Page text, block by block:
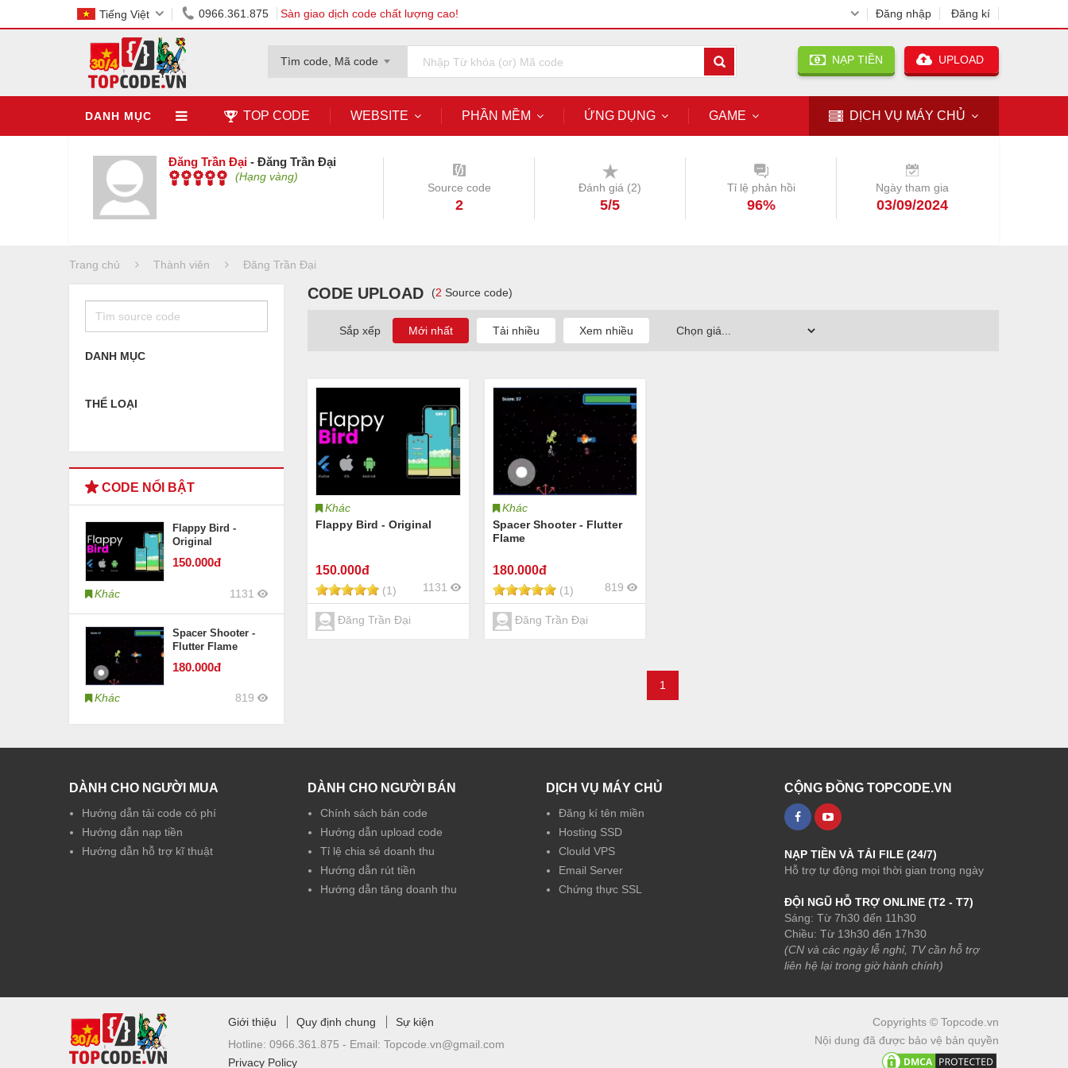
Tiếng Việt 0966.361.875 Sàn giao dịch code chất lượng cao! Đăng nhập Đăng kí
Tìm code, Mã code NẠP TIỀN UPLOAD
DANH MỤC TOP CODE WEBSITE PHẦN MỀM ỨNG DỤNG GAME DỊCH VỤ MÁY CHỦ
Đăng Trần Đại - Đăng Trần Đại
(Hạng vàng)
Source code
2
Đánh giá (2)
5/5
Tỉ lệ phản hồi
96%
Ngày tham gia
03/09/2024
Trang chủ Thành viên Đăng Trần Đại
CODE UPLOAD (2 Source code)
Sắp xếp
Khác
Flappy Bird - Original
150.000đ
(1) 1131
Đăng Trần Đại
Khác
Spacer Shooter - Flutter
Flame
180.000đ
(1) 819
Đăng Trần Đại
1
DANH MỤC
THỂ LOẠI
CODE NỔI BẬT
Flappy Bird -
Original
150.000đ
Khác 1131
Spacer Shooter -
Flutter Flame
180.000đ
Khác 819
DÀNH CHO NGƯỜI MUA
Hướng dẫn tải code có phí
Hướng dẫn nạp tiền
Hướng dẫn hỗ trợ kĩ thuật
DÀNH CHO NGƯỜI BÁN
Chính sách bán code
Hướng dẫn upload code
Tỉ lệ chia sẻ doanh thu
Hướng dẫn rút tiền
Hướng dẫn tăng doanh thu
DỊCH VỤ MÁY CHỦ
Đăng kí tên miền
Hosting SSD
Clould VPS
Email Server
Chứng thực SSL
CỘNG ĐỒNG TOPCODE.VN
NẠP TIỀN VÀ TẢI FILE (24/7)
Hỗ trợ tự động mọi thời gian trong ngày
ĐỘI NGŨ HỖ TRỢ ONLINE (T2 - T7)
Sáng: Từ 7h30 đến 11h30
Chiều: Từ 13h30 đến 17h30
(CN và các ngày lễ nghỉ, TV cần hỗ trợ
liên hệ lại trong giờ hành chính)
Giới thiệu Quy định chung
Sự kiện
Hotline: 0966.361.875 - Email: Topcode.vn@gmail.com
Privacy Policy
Copyrights © Topcode.vn
Nội dung đã được bảo vệ bản quyền